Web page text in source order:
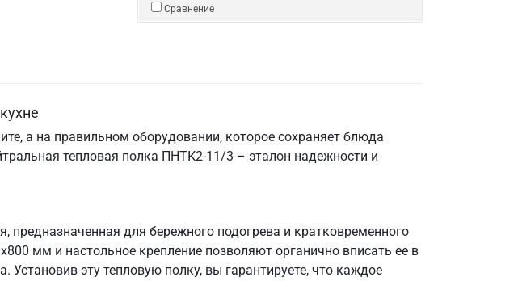
Сравнение
а на правильном оборудовании, которое сохраняет блюда
тепловая полка ПНТК2-11/3 – эталон надежности и
для бережного подогрева и кратковременного
мм и настольное крепление позволяют органично вписать ее в
эту тепловую полку, вы гарантируете, что каждое